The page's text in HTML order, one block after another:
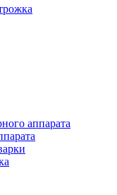
аппарата